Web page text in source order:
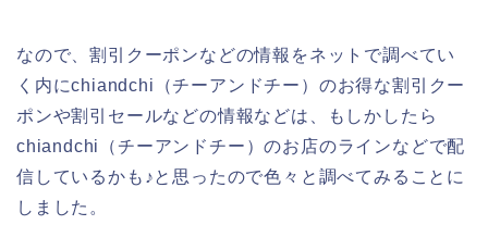
なので、割引クーポンなどの情報をネットで調べてい
く内にchiandchi（チーアンドチー）のお得な割引クー
ポンや割引セールなどの情報などは、もしかしたら
chiandchi（チーアンドチー）のお店のラインなどで配
信しているかも♪と思ったので色々と調べてみることに
しました。